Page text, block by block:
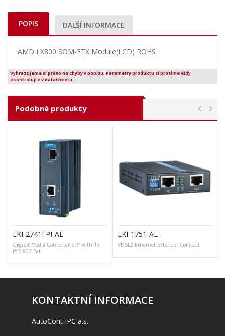
POPIS DALŠÍ INFORMACE
AMD LX800 SOM-ETX Module(LCD) ROHS
Vyhrazujeme si právo na chyby v popisu. Parametry produktu si prosíme vždy
zkontrolujte v datasheetu.
Podobné produkty
EKI-2741FPI-AE
Gigabit Media Converter SFP with 1x
PoE 802.3at
EKI-1751-AE
VDSL2 Ethernet Extender Compact
KONTAKTNÍ INFORMACE
AutoCont IPC a.s.